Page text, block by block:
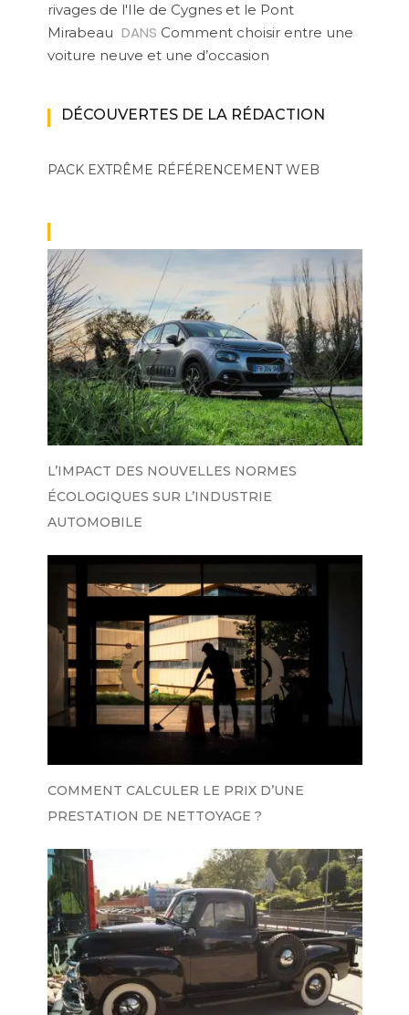
rivages de l'Ile de Cygnes et le Pont
Mirabeau DANS Comment choisir entre une
voiture neuve et une d’occasion
DÉCOUVERTES DE LA RÉDACTION
PACK EXTRÊME RÉFÉRENCEMENT WEB
L’IMPACT DES NOUVELLES NORMES
ÉCOLOGIQUES SUR L’INDUSTRIE
AUTOMOBILE
COMMENT CALCULER LE PRIX D’UNE
PRESTATION DE NETTOYAGE ?